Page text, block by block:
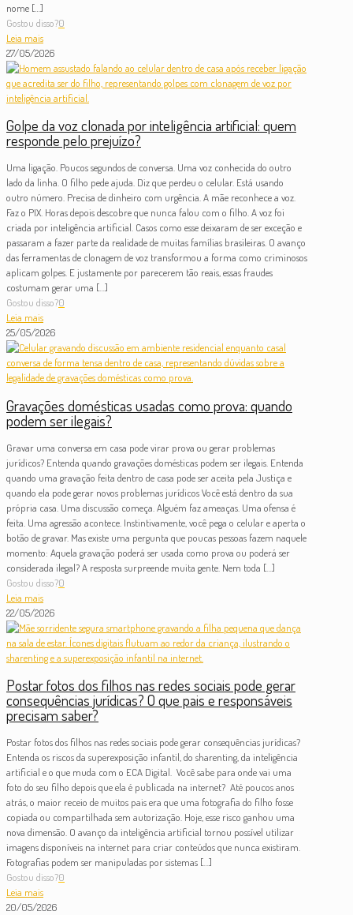
nome […]
Gostou disso?0
Leia mais
27/05/2026
Golpe da voz clonada por inteligência artificial: quem
responde pelo prejuízo?
Uma ligação. Poucos segundos de conversa. Uma voz conhecida do outro
lado da linha. O filho pede ajuda. Diz que perdeu o celular. Está usando
outro número. Precisa de dinheiro com urgência. A mãe reconhece a voz.
Faz o PIX. Horas depois descobre que nunca falou com o filho. A voz foi
criada por inteligência artificial. Casos como esse deixaram de ser exceção e
passaram a fazer parte da realidade de muitas famílias brasileiras. O avanço
das ferramentas de clonagem de voz transformou a forma como criminosos
aplicam golpes. E justamente por parecerem tão reais, essas fraudes
costumam gerar uma […]
Gostou disso?0
Leia mais
25/05/2026
Gravações domésticas usadas como prova: quando
podem ser ilegais?
Gravar uma conversa em casa pode virar prova ou gerar problemas
jurídicos? Entenda quando gravações domésticas podem ser ilegais. Entenda
quando uma gravação feita dentro de casa pode ser aceita pela Justiça e
quando ela pode gerar novos problemas jurídicos Você está dentro da sua
própria casa. Uma discussão começa. Alguém faz ameaças. Uma ofensa é
feita. Uma agressão acontece. Instintivamente, você pega o celular e aperta o
botão de gravar. Mas existe uma pergunta que poucas pessoas fazem naquele
momento: Aquela gravação poderá ser usada como prova ou poderá ser
considerada ilegal? A resposta surpreende muita gente. Nem toda […]
Gostou disso?0
Leia mais
22/05/2026
Postar fotos dos filhos nas redes sociais pode gerar
consequências jurídicas? O que pais e responsáveis
precisam saber?
Postar fotos dos filhos nas redes sociais pode gerar consequências jurídicas?
Entenda os riscos da superexposição infantil, do sharenting, da inteligência
artificial e o que muda com o ECA Digital. Você sabe para onde vai uma
foto do seu filho depois que ela é publicada na internet? Até poucos anos
atrás, o maior receio de muitos pais era que uma fotografia do filho fosse
copiada ou compartilhada sem autorização. Hoje, esse risco ganhou uma
nova dimensão. O avanço da inteligência artificial tornou possível utilizar
imagens disponíveis na internet para criar conteúdos que nunca existiram.
Fotografias podem ser manipuladas por sistemas […]
Gostou disso?0
Leia mais
20/05/2026